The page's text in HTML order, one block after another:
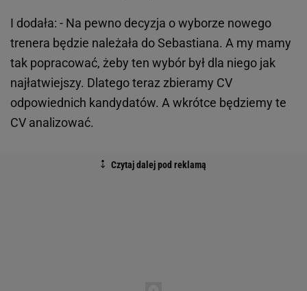
I dodała: - Na pewno decyzja o wyborze nowego
trenera będzie należała do Sebastiana. A my mamy
tak popracować, żeby ten wybór był dla niego jak
najłatwiejszy. Dlatego teraz zbieramy CV
odpowiednich kandydatów. A wkrótce będziemy te
CV analizować.